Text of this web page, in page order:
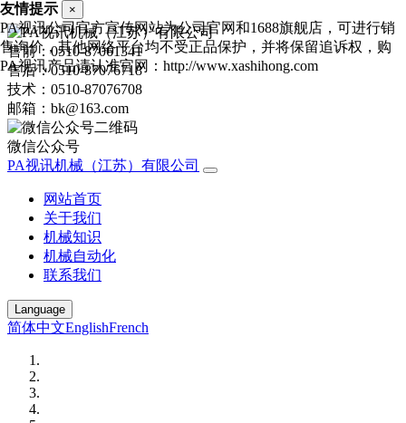
售前：0510-87061341
售后：0510-87076718
技术：0510-87076708
邮箱：bk@163.com
微信公众号
PA视讯机械（江苏）有限公司
网站首页
关于我们
机械知识
机械自动化
联系我们
Language
简体中文EnglishFrench
友情提示 ×
PA视讯公司官方宣传网站为公司官网和1688旗舰店，可进行销
售询价，其他网络平台均不受正品保护，并将保留追诉权，购
PA视讯产品请认准官网：http://www.xashihong.com